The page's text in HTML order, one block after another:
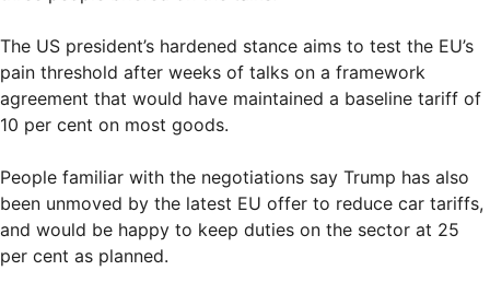
The US president’s hardened stance aims to test the EU’s
pain threshold after weeks of talks on a framework
agreement that would have maintained a baseline tariff of
10 per cent on most goods.
People familiar with the negotiations say Trump has also
been unmoved by the latest EU offer to reduce car tariffs,
and would be happy to keep duties on the sector at 25
per cent as planned.